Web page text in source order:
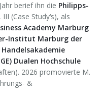
berief ihn die Philipps-
(Case Study‘s), als
Academy Marburg
Institut Marburg der
Handelsakademie
Dualen Hochschule
2026 promovierte M.
&